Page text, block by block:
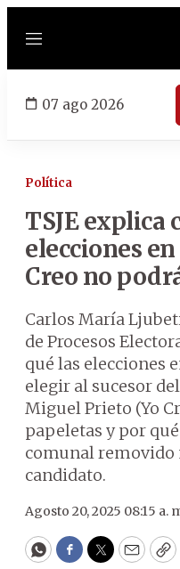
Menú
07 ago 2026
Política
TSJE explica
elecciones
Creo no
Carlos María
de Procesos
qué las elecciones
elegir al sucesor
Miguel Prieto (Yo
papeletas y por
comunal removido
candidato.
Agosto 20, 2025 08:15 a.
WhatsApp
Facebook
Twitter
Email